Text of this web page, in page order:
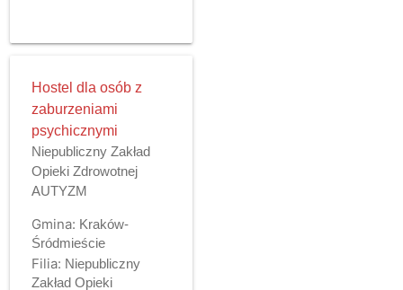
Hostel dla osób z
zaburzeniami
psychicznymi
Niepubliczny Zakład
Opieki Zdrowotnej
AUTYZM
Gmina: Kraków-
Śródmieście
Filia: Niepubliczny
Zakład Opieki